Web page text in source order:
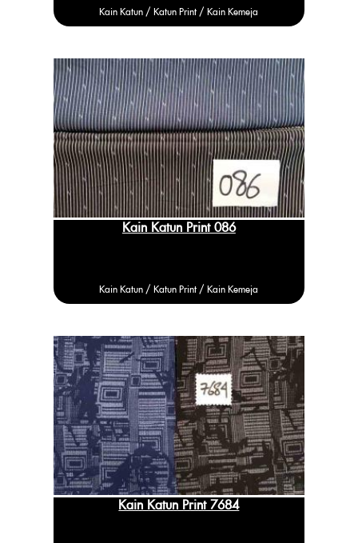
Kain Katun / Katun Print / Kain Kemeja
Kain Katun Print 086
Kain Katun / Katun Print / Kain Kemeja
Kain Katun Print 7684